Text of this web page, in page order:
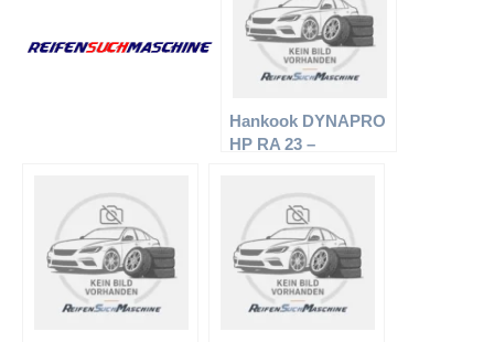
Hankook DYNAPRO
HP RA 23 –
Sommerreifen